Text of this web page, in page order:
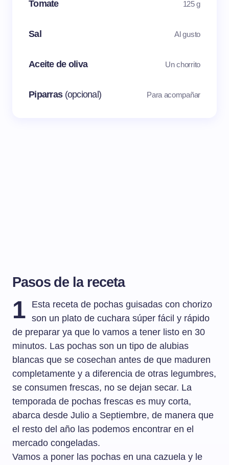
Tomate 125 g
Sal Al gusto
Aceite de oliva Un chorrito
Piparras (opcional) Para acompañar
Pasos de la receta
1
Esta receta de pochas guisadas con chorizo
son un plato de cuchara súper fácil y rápido
de preparar ya que lo vamos a tener listo en 30
minutos. Las pochas son un tipo de alubias
blancas que se cosechan antes de que maduren
completamente y a diferencia de otras legumbres,
se consumen frescas, no se dejan secar. La
temporada de pochas frescas es muy corta,
abarca desde Julio a Septiembre, de manera que
el resto del año las podemos encontrar en el
mercado congeladas.
Vamos a poner las pochas en una cazuela y le